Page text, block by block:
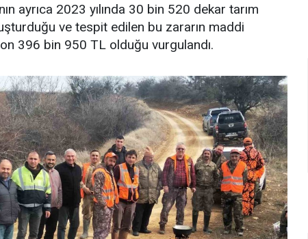
ayrıca 2023 yılında 30 bin 520 dekar tarım
ve tespit edilen bu zararın maddi
396 bin 950 TL olduğu vurgulandı.